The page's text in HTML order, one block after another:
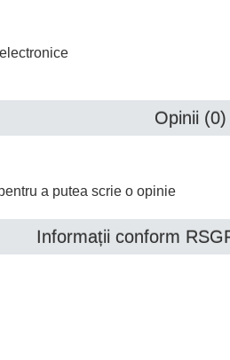
Opinii (0)
a putea scrie o opinie
Informații conform